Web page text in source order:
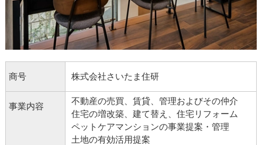
商号 株式会社さいたま住研
事業内容
不動産の売買、賃貸、管理およびその仲介
住宅の増改築、建て替え、住宅リフォーム
ペットケアマンションの事業提案・管理
土地の有効活用提案